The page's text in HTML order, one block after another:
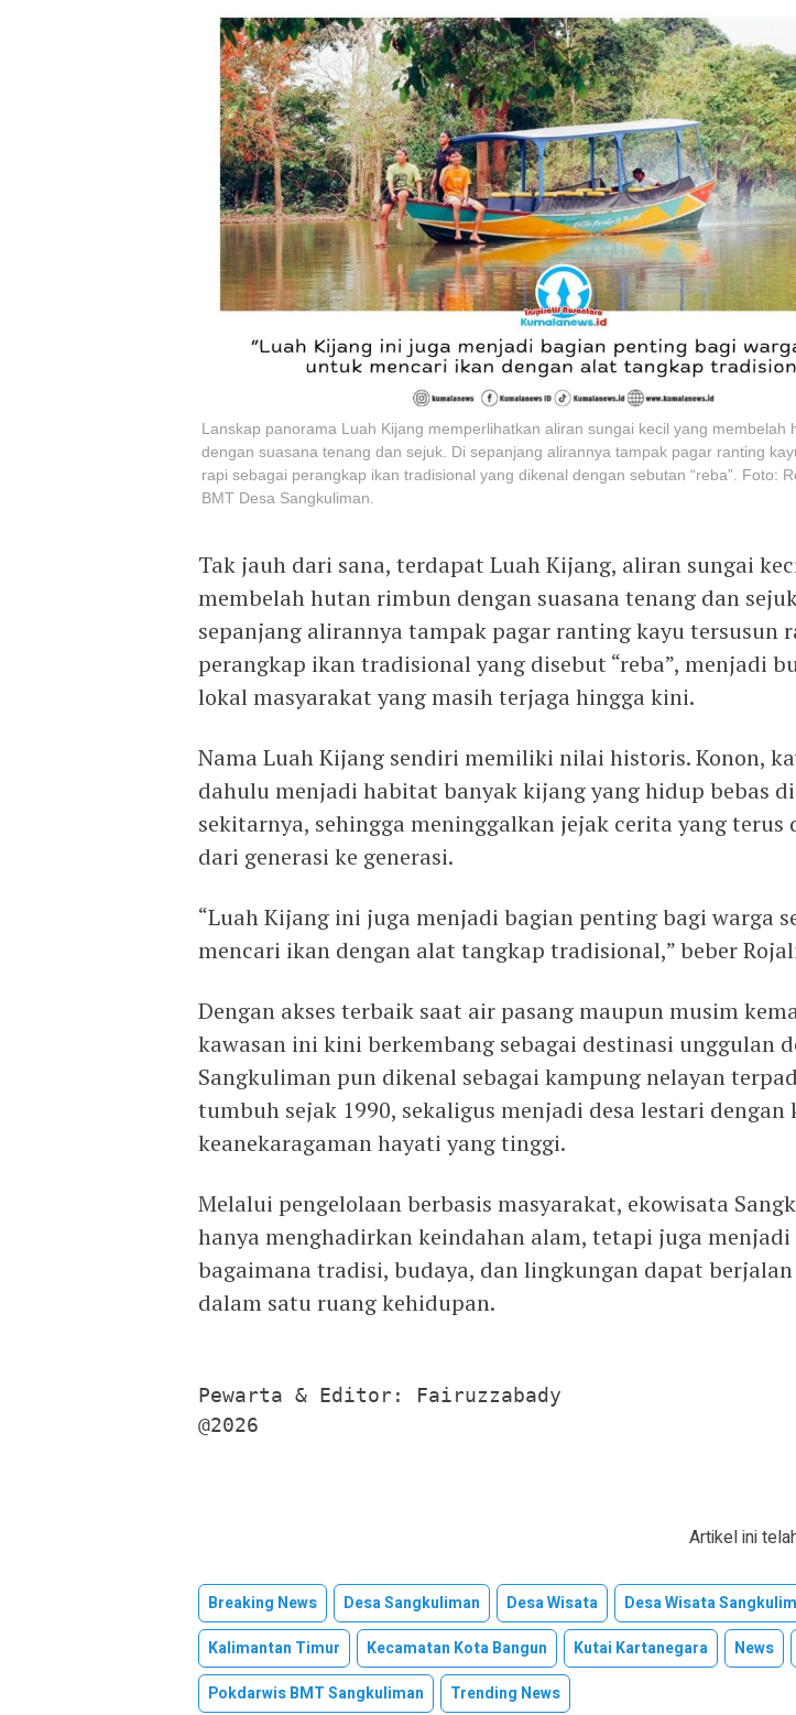
Lanskap panorama Luah Kijang memperlihatkan aliran sungai kecil yang membelah
dengan suasana tenang dan sejuk. Di sepanjang alirannya tampak pagar ranting
rapi sebagai perangkap ikan tradisional yang dikenal dengan sebutan “reba”. Foto:
BMT Desa Sangkuliman.
Tak jauh dari sana, terdapat Luah Kijang, aliran sungai
membelah hutan rimbun dengan suasana tenang dan
sepanjang alirannya tampak pagar ranting kayu tersusun
perangkap ikan tradisional yang disebut “reba”, menjadi
lokal masyarakat yang masih terjaga hingga kini.
Nama Luah Kijang sendiri memiliki nilai historis. Konon,
dahulu menjadi habitat banyak kijang yang hidup bebas
sekitarnya, sehingga meninggalkan jejak cerita yang terus
dari generasi ke generasi.
“Luah Kijang ini juga menjadi bagian penting bagi warga
mencari ikan dengan alat tangkap tradisional,” beber
Dengan akses terbaik saat air pasang maupun musim
kawasan ini kini berkembang sebagai destinasi unggulan
Sangkuliman pun dikenal sebagai kampung nelayan
tumbuh sejak 1990, sekaligus menjadi desa lestari dengan
keanekaragaman hayati yang tinggi.
Melalui pengelolaan berbasis masyarakat, ekowisata
hanya menghadirkan keindahan alam, tetapi juga
bagaimana tradisi, budaya, dan lingkungan dapat berjalan
dalam satu ruang kehidupan.
Pewarta & Editor: Fairuzzabady
@2026
Artikel ini
Breaking News Desa Sangkuliman Desa Wisata Desa Wisata
Kalimantan Timur
Kecamatan Kota Bangun Kutai Kartanegara News
Pokdarwis BMT Sangkuliman
Trending News